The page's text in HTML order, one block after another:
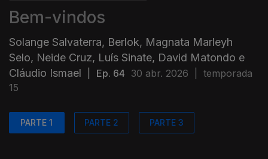
Bem-vindos
Solange Salvaterra, Berlok, Magnata Marleyh
Selo, Neide Cruz, Luís Sinate, David Matondo e
Cláudio Ismael
Ep. 64 30 abr. 2026
temporada
15
PARTE 1 PARTE 2 PARTE 3